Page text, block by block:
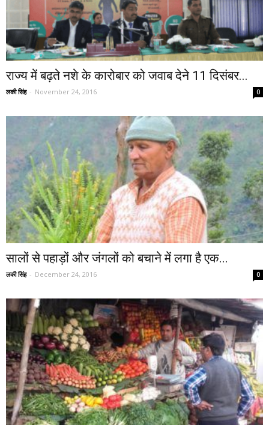
राज्य में बढ़ते नशे के कारोबार को जवाब देने 11 दिसंबर...
लकी सिंह - November 24, 2016 0
सालों से पहाड़ों और जंगलों को बचाने में लगा है एक...
लकी सिंह - December 24, 2016 0